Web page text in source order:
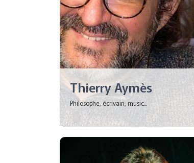
Thierry Aymès
Philosophe, écrivain, music...